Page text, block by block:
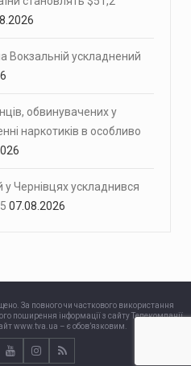
Вокзальній ускладнений
обвинувачених у
наркотиків в особливо
Чернівцях ускладнився
07.08.2026
За повного чи часткового використання
поширення інформації з сайту Телекомпанії
www.tva.ua – є обов’язковим.